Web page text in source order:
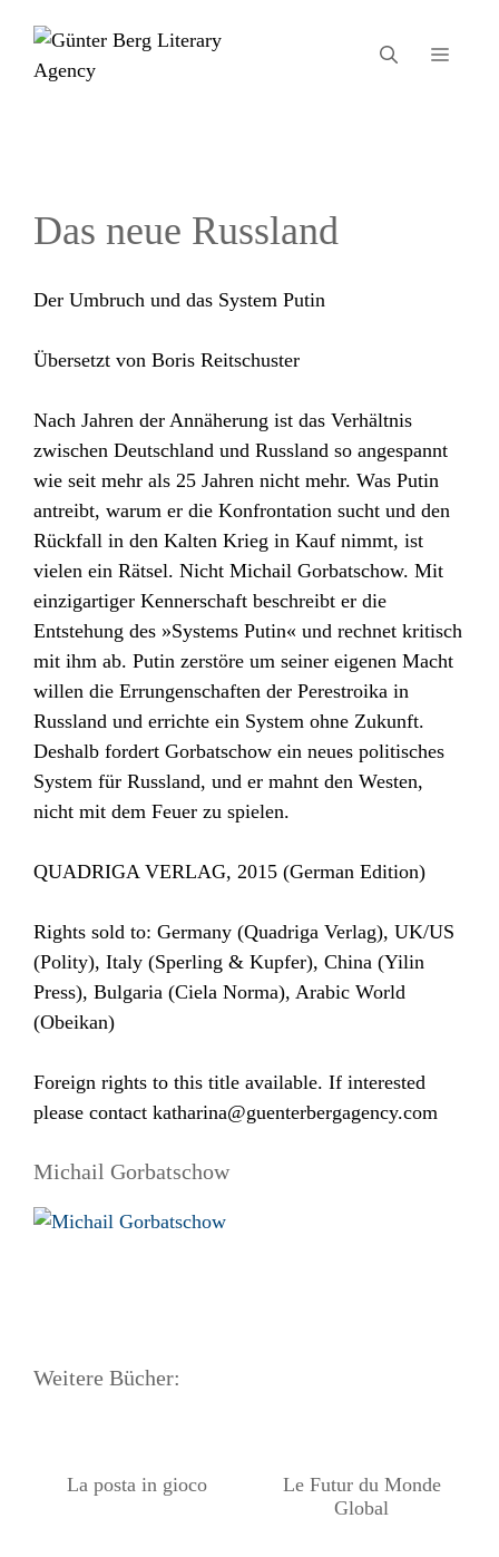
Inhalt
springen
Das neue Russland
Der Umbruch und das System Putin
Übersetzt von Boris Reitschuster
Nach Jahren der Annäherung ist das Verhältnis
zwischen Deutschland und Russland so angespannt
wie seit mehr als 25 Jahren nicht mehr. Was Putin
antreibt, warum er die Konfrontation sucht und den
Rückfall in den Kalten Krieg in Kauf nimmt, ist
vielen ein Rätsel. Nicht Michail Gorbatschow. Mit
einzigartiger Kennerschaft beschreibt er die
Entstehung des »Systems Putin« und rechnet kritisch
mit ihm ab. Putin zerstöre um seiner eigenen Macht
willen die Errungenschaften der Perestroika in
Russland und errichte ein System ohne Zukunft.
Deshalb fordert Gorbatschow ein neues politisches
System für Russland, und er mahnt den Westen,
nicht mit dem Feuer zu spielen.
QUADRIGA VERLAG, 2015 (German Edition)
Rights sold to: Germany (Quadriga Verlag), UK/US
(Polity), Italy (Sperling & Kupfer), China (Yilin
Press), Bulgaria (Ciela Norma), Arabic World
(Obeikan)
Foreign rights to this title available. If interested
please contact katharina@guenterbergagency.com
Michail Gorbatschow
Weitere Bücher:
La posta in gioco
Le Futur du Monde
Global